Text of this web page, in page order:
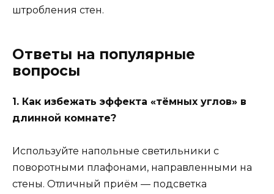
штробления стен.
Ответы на популярные
вопросы
1. Как избежать эффекта «тёмных углов» в
длинной комнате?
Используйте напольные светильники с
поворотными плафонами, направленными на
стены. Отличный приём — подсветка